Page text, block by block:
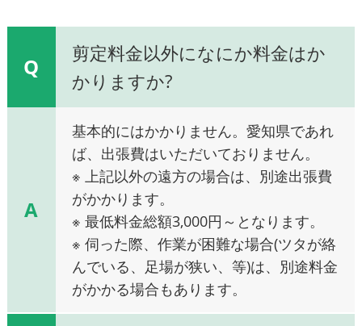
Q
剪定料金以外になにか料金はか
かりますか?
A
基本的にはかかりません。愛知県であれ
ば、出張費はいただいておりません。
※ 上記以外の遠方の場合は、別途出張費
がかかります。
※ 最低料金総額3,000円～となります。
※ 伺った際、作業が困難な場合(ツタが絡
んでいる、足場が狭い、等)は、別途料金
がかかる場合もあります。